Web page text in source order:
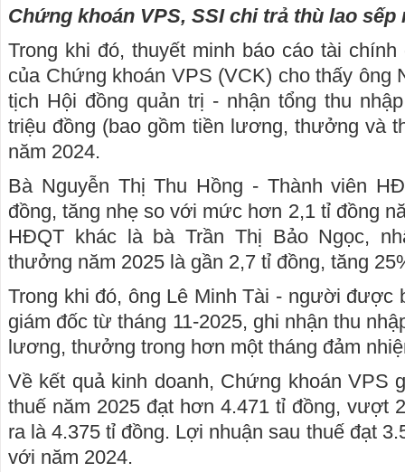
Chứng khoán VPS, SSI chi trả thù lao sếp
Trong khi đó, thuyết minh báo cáo tài
của Chứng khoán VPS (VCK) cho thấy ông
tịch Hội đồng quản trị - nhận tổng thu
triệu đồng (bao gồm tiền lương, thưởng và
năm 2024.
Bà Nguyễn Thị Thu Hồng - Thành viên
đồng, tăng nhẹ so với mức hơn 2,1 tỉ đồng
HĐQT khác là bà Trần Thị Bảo Ngọc,
thưởng năm 2025 là gần 2,7 tỉ đồng, tăng
Trong khi đó, ông Lê Minh Tài - người được
giám đốc từ tháng 11-2025, ghi nhận thu
lương, thưởng trong hơn một tháng đảm
Về kết quả kinh doanh, Chứng khoán VPS
thuế năm 2025 đạt hơn 4.471 tỉ đồng, vượt
ra là 4.375 tỉ đồng. Lợi nhuận sau thuế đạt
với năm 2024.